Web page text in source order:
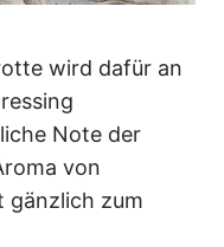
wird dafür an
Note der
von
gänzlich zum